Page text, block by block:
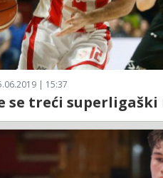
| 15:37
se treći